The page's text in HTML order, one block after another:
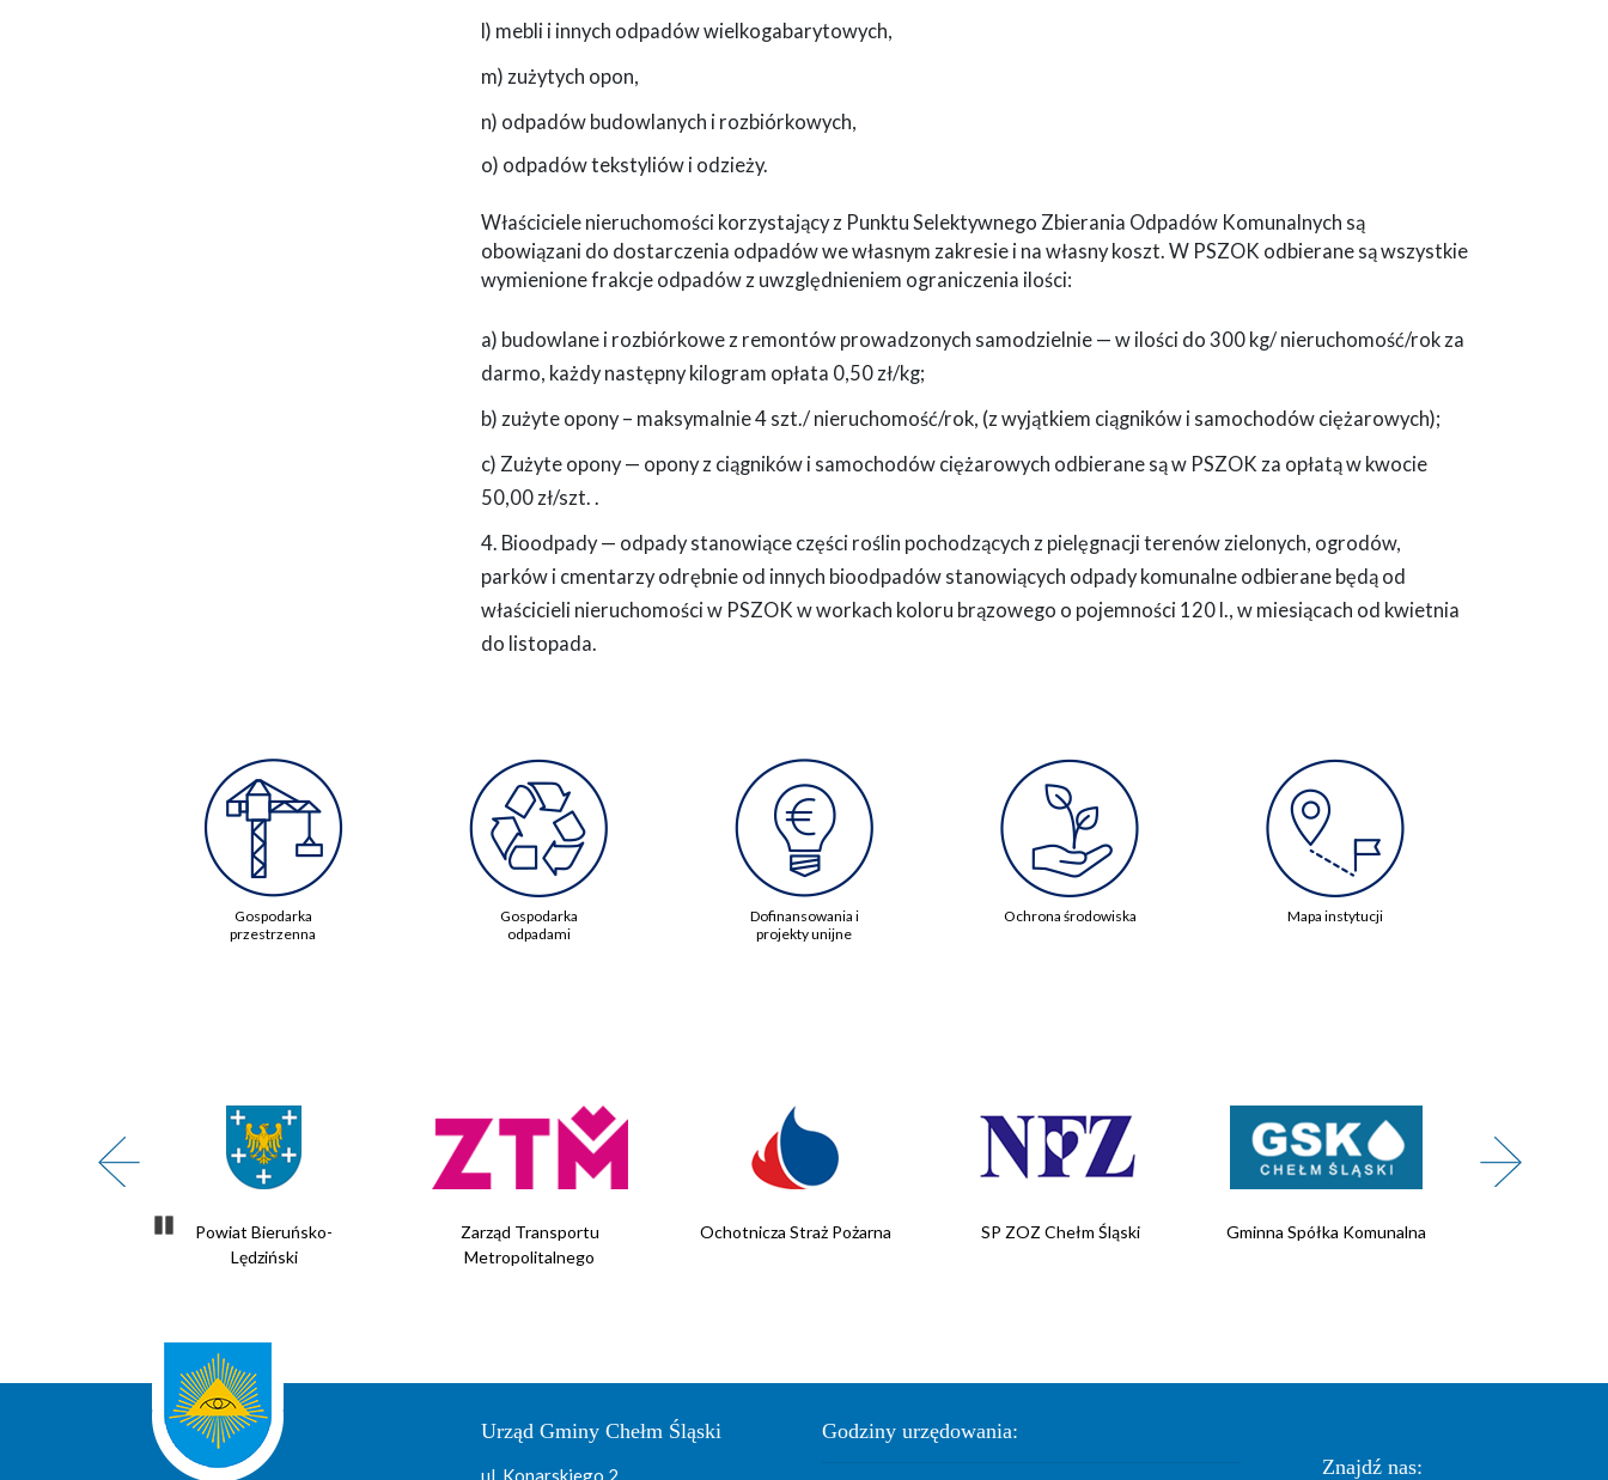
l) mebli i innych odpadów wielkogabarytowych,
m) zużytych opon,
n) odpadów budowlanych i rozbiórkowych,
o) odpadów tekstyliów i odzieży.
Właściciele nieruchomości korzystający z Punktu Selektywnego Zbierania Odpadów Komunalnych są
obowiązani do dostarczenia odpadów we własnym zakresie i na własny koszt. W PSZOK odbierane są wszystkie
wymienione frakcje odpadów z uwzględnieniem ograniczenia ilości:
a) budowlane i rozbiórkowe z remontów prowadzonych samodzielnie — w ilości do 300 kg/ nieruchomość/rok za
darmo, każdy następny kilogram opłata 0,50 zł/kg;
b) zużyte opony – maksymalnie 4 szt./ nieruchomość/rok, (z wyjątkiem ciągników i samochodów ciężarowych);
c) Zużyte opony — opony z ciągników i samochodów ciężarowych odbierane są w PSZOK za opłatą w kwocie
50,00 zł/szt. .
4. Bioodpady — odpady stanowiące części roślin pochodzących z pielęgnacji terenów zielonych, ogrodów,
parków i cmentarzy odrębnie od innych bioodpadów stanowiących odpady komunalne odbierane będą od
właścicieli nieruchomości w PSZOK w workach koloru brązowego o pojemności 120 l., w miesiącach od kwietnia
do listopada.
Gospodarka
przestrzenna
Gospodarka
odpadami
Dofinansowania i
projekty unijne
Ochrona środowiska Mapa instytucji
Powiat Bieruńsko-
Lędziński
Zarząd Transportu
Metropolitalnego
Ochotnicza Straż Pożarna SP ZOZ Chełm Śląski Gminna Spółka Komunalna
Urząd Gminy Chełm Śląski Godziny urzędowania:
Znajdź nas: